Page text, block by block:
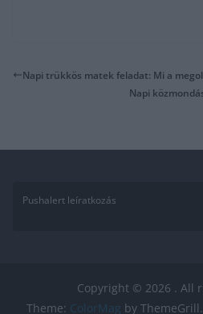
Napi trükkös matek feladat: Mi a
Napi
Pushalert leíratkozás
Copyright © 2026 . All
Theme: ColorMag by